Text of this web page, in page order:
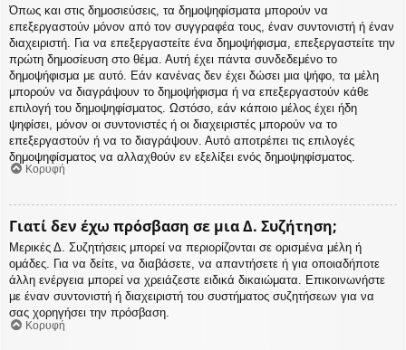
Όπως και στις δημοσιεύσεις, τα δημοψηφίσματα μπορούν να
επεξεργαστούν μόνον από τον συγγραφέα τους, έναν συντονιστή ή έναν
διαχειριστή. Για να επεξεργαστείτε ένα δημοψήφισμα, επεξεργαστείτε την
πρώτη δημοσίευση στο θέμα. Αυτή έχει πάντα συνδεδεμένο το
δημοψήφισμα με αυτό. Εάν κανένας δεν έχει δώσει μια ψήφο, τα μέλη
μπορούν να διαγράψουν το δημοψήφισμα ή να επεξεργαστούν κάθε
επιλογή του δημοψηφίσματος. Ωστόσο, εάν κάποιο μέλος έχει ήδη
ψηφίσει, μόνον οι συντονιστές ή οι διαχειριστές μπορούν να το
επεξεργαστούν ή να το διαγράψουν. Αυτό αποτρέπει τις επιλογές
δημοψηφίσματος να αλλαχθούν εν εξελίξει ενός δημοψηφίσματος.
Κορυφή
Γιατί δεν έχω πρόσβαση σε μια Δ. Συζήτηση;
Μερικές Δ. Συζητήσεις μπορεί να περιορίζονται σε ορισμένα μέλη ή
ομάδες. Για να δείτε, να διαβάσετε, να απαντήσετε ή για οποιαδήποτε
άλλη ενέργεια μπορεί να χρειάζεστε ειδικά δικαιώματα. Επικοινωνήστε
με έναν συντονιστή ή διαχειριστή του συστήματος συζητήσεων για να
σας χορηγήσει την πρόσβαση.
Κορυφή